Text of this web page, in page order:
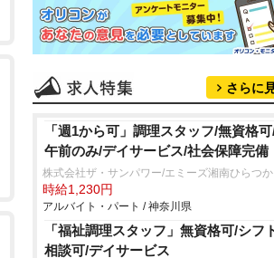
さらに
「週1から可」調理スタッフ/無資格
午前のみ/デイサービス/社会保障完備
株式会社ザ・サンパワー/エミーズ湘南ひらつか
時給1,230円
アルバイト・パート / 神奈川県
「福祉調理スタッフ」無資格可/シフ
相談可/デイサービス